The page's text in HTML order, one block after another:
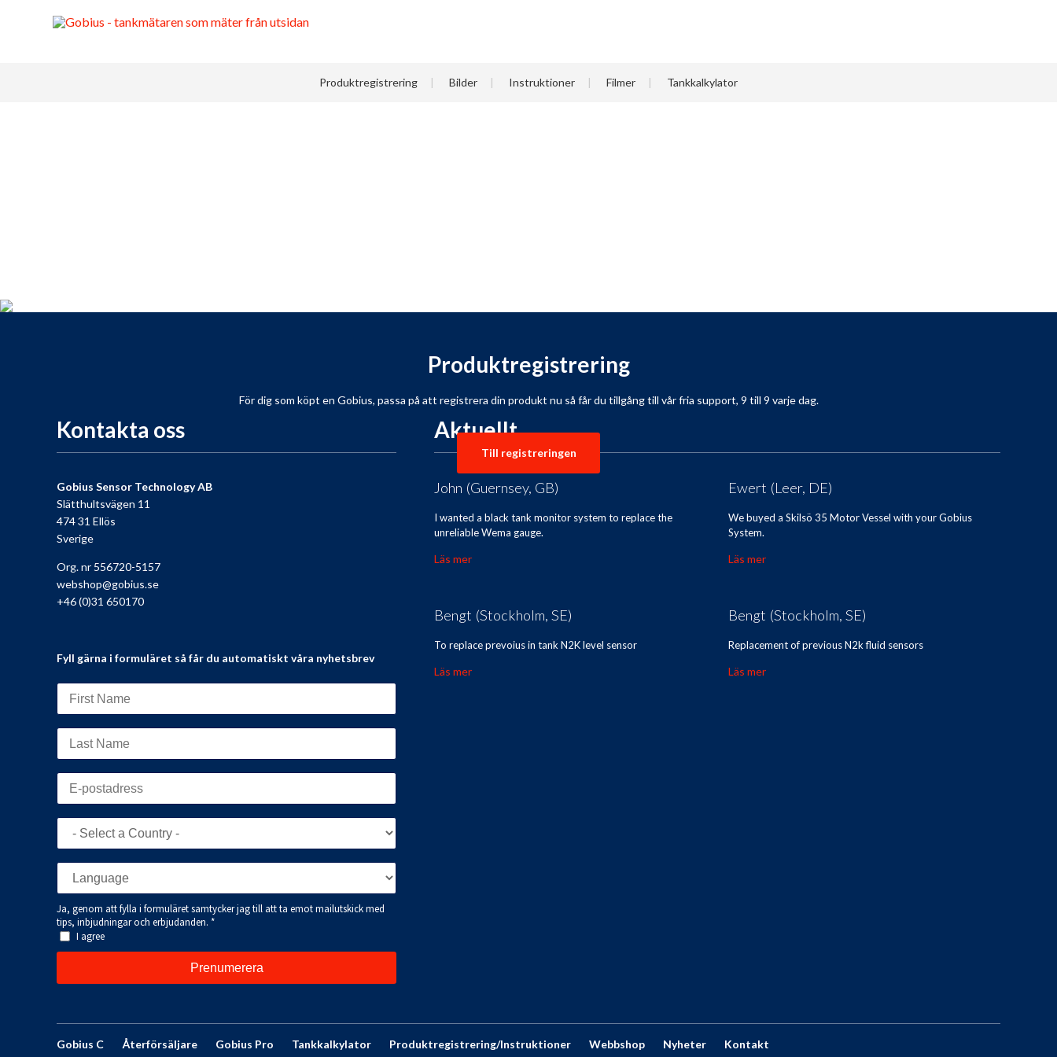
Produktregistrering Bilder Instruktioner Filmer Tankkalkylator
Produktregistrering
För dig som köpt en Gobius, passa på att registrera din produkt nu så får du tillgång till vår fria support, 9 till 9 varje dag.
Till registreringen
Kontakta oss
Gobius Sensor Technology AB
Slätthultsvägen 11
474 31 Ellös
Sverige
Org. nr 556720-5157
webshop@gobius.se
+46 (0)31 650170
Fyll gärna i formuläret så får du automatiskt våra nyhetsbrev
Aktuellt
John (Guernsey, GB)
I wanted a black tank monitor system to replace the
unreliable Wema gauge.
Läs mer
Ewert (Leer, DE)
We buyed a Skilsö 35 Motor Vessel with your Gobius
System.
Läs mer
Bengt (Stockholm, SE)
To replace prevoius in tank N2K level sensor
Läs mer
Bengt (Stockholm, SE)
Replacement of previous N2k fluid sensors
Läs mer
Gobius C Återförsäljare Gobius Pro Tankkalkylator Produktregistrering/Instruktioner Webbshop Nyheter Kontakt